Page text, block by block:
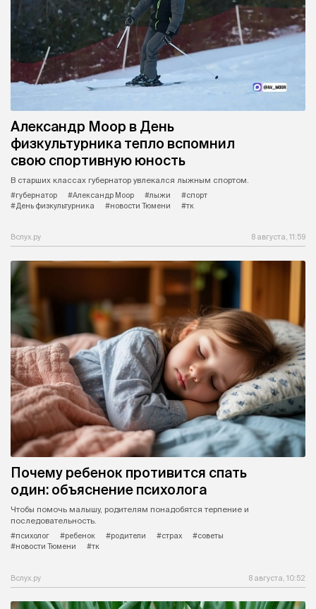
Александр Моор в День
физкультурника тепло вспомнил
свою спортивную юность
В старших классах губернатор увлекался лыжным спортом.
#губернатор
#Александр Моор #лыжи
#спорт
#День физкультурника
#новости Тюмени #тк
Вслух.ру 8 августа, 11:59
Почему ребенок противится спать
один: объяснение психолога
Чтобы помочь малышу, родителям понадобятся терпение и
последовательность.
#психолог
#ребенок #родители #страх
#советы
#новости Тюмени
#тк
Вслух.ру 8 августа, 10:52